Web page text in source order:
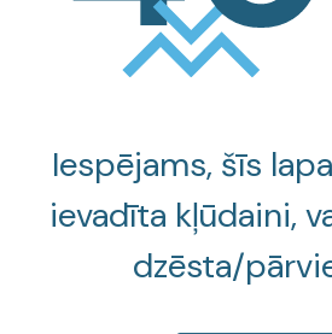
Iespējams, šīs
ievadīta kļūdaini,
dzēsta/